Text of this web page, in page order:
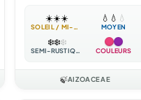
☀️☀️☀️
SOLEIL / MI-OMBRE
💧 💧 💧
MOYEN
❄️❄️❄️
SEMI-RUSTIQUE COULEURS
🍃AIZOACEAE